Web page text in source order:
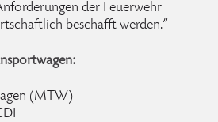
der Feuerwehr
beschafft werden.”
(MTW)